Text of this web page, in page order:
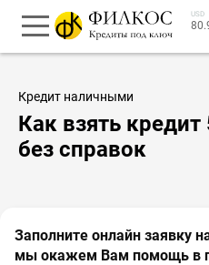
USD
Кредит наличными
Как взять
без справок
Заполните онлайн заявку
мы окажем Вам помощь в